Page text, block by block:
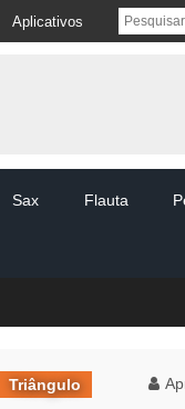
Aplicativos
Sax Flauta
Triângulo